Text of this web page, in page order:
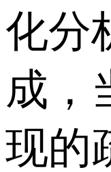
化分
成，
现的